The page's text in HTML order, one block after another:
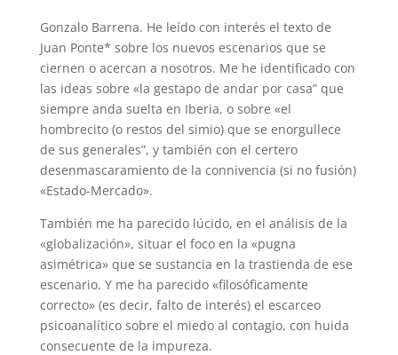
Gonzalo Barrena. He leído con interés el texto de
Juan Ponte* sobre los nuevos escenarios que se
ciernen o acercan a nosotros. Me he identificado con
las ideas sobre «la gestapo de andar por casa” que
siempre anda suelta en Iberia, o sobre «el
hombrecito (o restos del simio) que se enorgullece
de sus generales”, y también con el certero
desenmascaramiento de la connivencia (si no fusión)
«Estado-Mercado».
También me ha parecido lúcido, en el análisis de la
«globalización», situar el foco en la «pugna
asimétrica» que se sustancia en la trastienda de ese
escenario. Y me ha parecido «filosóficamente
correcto» (es decir, falto de interés) el escarceo
psicoanalítico sobre el miedo al contagio, con huida
consecuente de la impureza.